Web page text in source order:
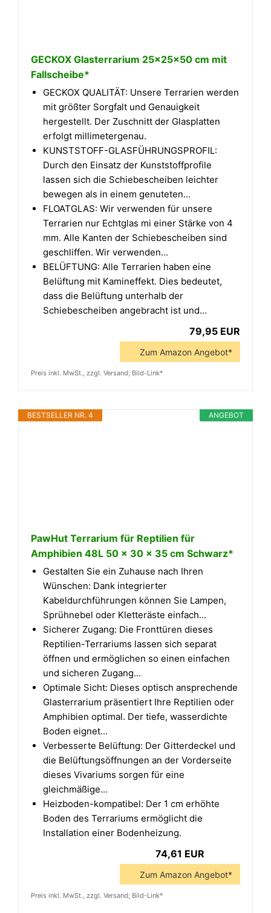
GECKOX Glasterrarium 25x25x50 cm mit
Fallscheibe*
GECKOX QUALITÄT: Unsere Terrarien werden
mit größter Sorgfalt und Genauigkeit
hergestellt. Der Zuschnitt der Glasplatten
erfolgt millimetergenau.
KUNSTSTOFF-GLASFÜHRUNGSPROFIL:
Durch den Einsatz der Kunststoffprofile
lassen sich die Schiebescheiben leichter
bewegen als in einem genuteten...
FLOATGLAS: Wir verwenden für unsere
Terrarien nur Echtglas mi einer Stärke von 4
mm. Alle Kanten der Schiebescheiben sind
geschliffen. Wir verwenden...
BELÜFTUNG: Alle Terrarien haben eine
Belüftung mit Kamineffekt. Dies bedeutet,
dass die Belüftung unterhalb der
Schiebescheiben angebracht ist und...
79,95 EUR
Zum Amazon Angebot*
Preis inkl. MwSt., zzgl. Versand; Bild-Link*
ANGEBOT
BESTSELLER NR. 4
PawHut Terrarium für Reptilien für
Amphibien 48L 50 x 30 x 35 cm Schwarz*
Gestalten Sie ein Zuhause nach Ihren
Wünschen: Dank integrierter
Kabeldurchführungen können Sie Lampen,
Sprühnebel oder Kletteräste einfach...
Sicherer Zugang: Die Fronttüren dieses
Reptilien-Terrariums lassen sich separat
öffnen und ermöglichen so einen einfachen
und sicheren Zugang...
Optimale Sicht: Dieses optisch ansprechende
Glasterrarium präsentiert Ihre Reptilien oder
Amphibien optimal. Der tiefe, wasserdichte
Boden eignet...
Verbesserte Belüftung: Der Gitterdeckel und
die Belüftungsöffnungen an der Vorderseite
dieses Vivariums sorgen für eine
gleichmäßige...
Heizboden-kompatibel: Der 1 cm erhöhte
Boden des Terrariums ermöglicht die
Installation einer Bodenheizung.
74,61 EUR
Zum Amazon Angebot*
Preis inkl. MwSt., zzgl. Versand; Bild-Link*